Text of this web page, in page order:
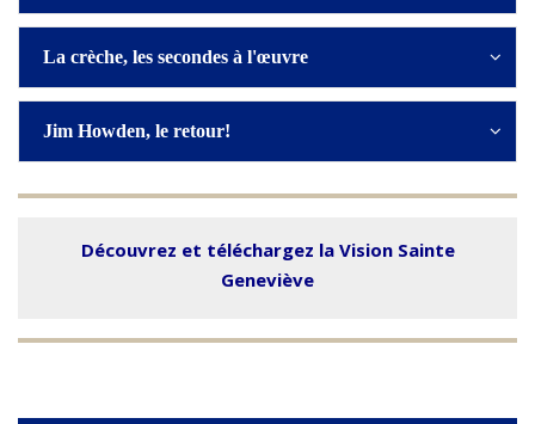
La crèche, les secondes à l'œuvre
Jim Howden, le retour!
Découvrez et téléchargez la Vision Sainte
Geneviève